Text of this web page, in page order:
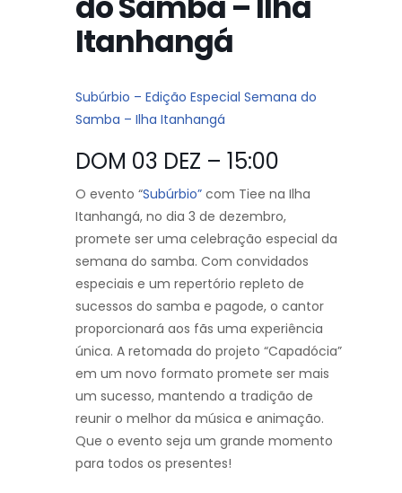
Itanhangá
Subúrbio – Edição Especial Semana do
Samba – Ilha Itanhangá
DOM 03 DEZ – 15:00
O evento “Subúrbio” com Tiee na Ilha
Itanhangá, no dia 3 de dezembro,
promete ser uma celebração especial da
semana do samba. Com convidados
especiais e um repertório repleto de
sucessos do samba e pagode, o cantor
proporcionará aos fãs uma experiência
única. A retomada do projeto “Capadócia”
em um novo formato promete ser mais
um sucesso, mantendo a tradição de
reunir o melhor da música e animação.
Que o evento seja um grande momento
para todos os presentes!